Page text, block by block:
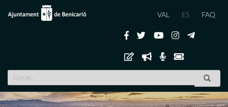
VAL ES FAQ